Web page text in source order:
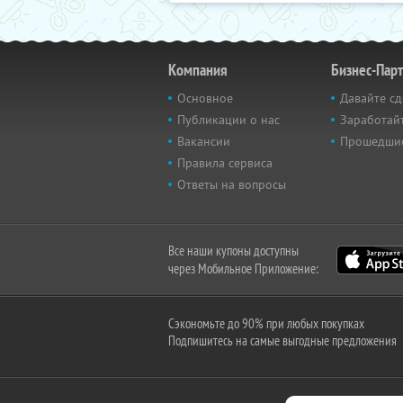
Компания
Основное
Публикации о нас
Вакансии
Правила сервиса
Ответы на вопросы
Бизнес-
Давайте
Все наши купоны доступны
через Мобильное Приложение:
Сэкономьте до 90% при любых покупках
Подпишитесь на самые выгодные предложения